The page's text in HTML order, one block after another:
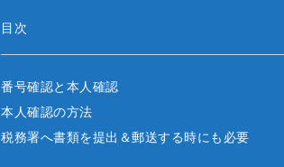
目次
番号確認と本人確認
本人確認の方法
税務署へ書類を提出＆郵送する時にも必要